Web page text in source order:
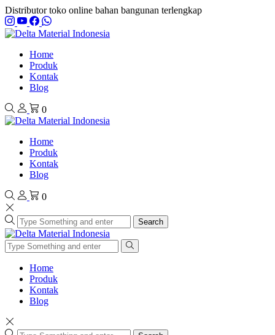
Distributor toko online bahan bangunan terlengkap
Home
Produk
Kontak
Blog
0
Home
Produk
Kontak
Blog
0
Search
Home
Produk
Kontak
Blog